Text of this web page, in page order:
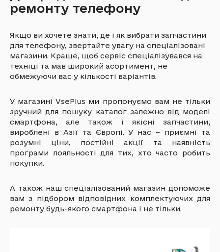
ремонту телефону
Якщо ви хочете знати, де і як вибрати запчастини
для телефону, звертайте увагу на спеціалізовані
магазини. Краще, щоб сервіс спеціалізувався на
техніці та мав широкий асортимент, не
обмежуючи вас у кількості варіантів.
У магазині VsePlus ми пропонуємо вам не тільки
зручний для пошуку каталог залежно від моделі
смартфона, але також і якісні запчастини,
вироблені в Азії та Європі. У нас – приємні та
розумні ціни, постійні акції та наявність
програми лояльності для тих, хто часто робить
покупки.
А також наш спеціалізований магазин допоможе
вам з підбором відповідних комплектуючих для
ремонту будь-якого смартфона і не тільки.